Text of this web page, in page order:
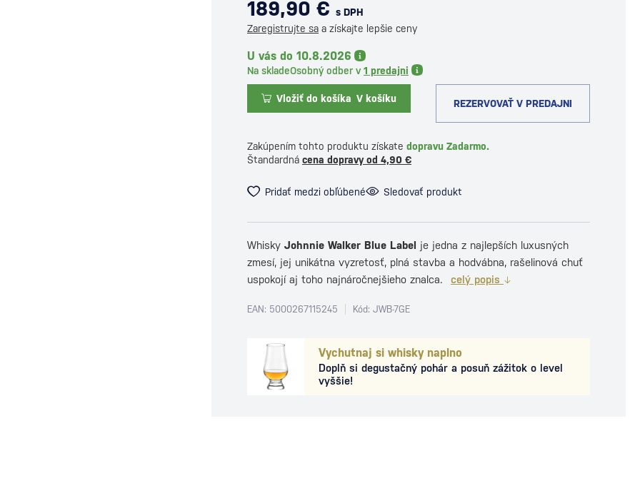
189,90 € s DPH
Zaregistrujte sa a získajte lepšie ceny
U vás do 10.8.2026
Na skladeOsobný odber v 1 predajni
Vložiť do košíka V košíku REZERVOVAŤ V PREDAJNI
Zakúpením tohto produktu získate dopravu Zadarmo.
Štandardná cena dopravy od 4,90 €
Pridať medzi obľúbené Sledovať produkt
Vychutnaj si whisky naplno
Doplň si degustačný pohár a posuň zážitok o level
vyššie!
Whisky Johnnie Walker Blue Label je jedna z najlepších luxusných
zmesí, jej unikátna vyzretosť, plná stavba a hodvábna, rašelinová chuť
uspokojí aj toho najnáročnejšieho znalca.
celý popis
EAN: 5000267115245 Kód: JWB-7GE